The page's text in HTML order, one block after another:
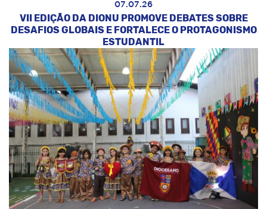
07.07.26
VII EDIÇÃO DA DIONU PROMOVE DEBATES SOBRE
DESAFIOS GLOBAIS E FORTALECE O PROTAGONISMO
ESTUDANTIL